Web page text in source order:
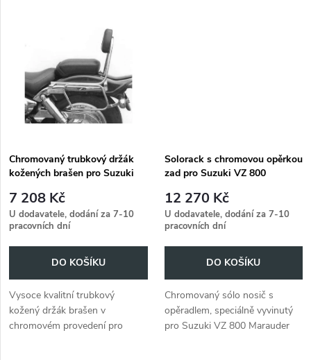
Chromovaný trubkový držák
kožených brašen pro Suzuki
7 208 Kč
U dodavatele, dodání za 7-10
pracovních dní
DO KOŠÍKU
Vysoce kvalitní trubkový
kožený držák brašen v
chromovém provedení pro
Solorack s chromovou opěrkou
zad pro Suzuki VZ 800
12 270 Kč
U dodavatele, dodání za 7-10
pracovních dní
DO KOŠÍKU
Chromovaný sólo nosič s
opěradlem, speciálně vyvinutý
pro Suzuki VZ 800 Marauder